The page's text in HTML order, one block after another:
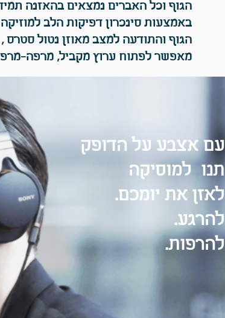
הגוף וכל האברים נמצאים בהאזנה
באמצעות סינכרון דפיקות הלב
הגוף והתודעה למצב מאוזן נטול
מאפשר לפתוח ערוץ מקביל, מרפה-
עם אצבע על הדופק
תנו למוסיקה
לאזן את יומכם.
להרגע.
להרפות.